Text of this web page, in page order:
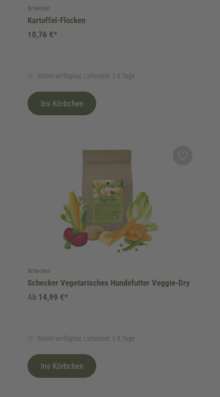
Schecker
Kartoffel-Flocken
Sofort verfügbar, Lieferzeit: 1-3 Tage
10,76 €*
Ins Körbchen
Schecker
Schecker Vegetarisches Hundefutter Veggie-Dry
Sofort verfügbar, Lieferzeit: 1-3 Tage
Ab 14,99 €*
Ins Körbchen